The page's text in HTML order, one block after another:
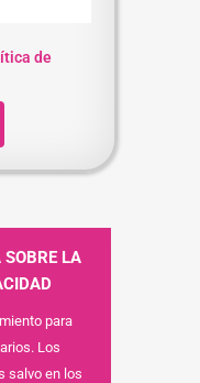
de
LA
para
Los
salvo en los